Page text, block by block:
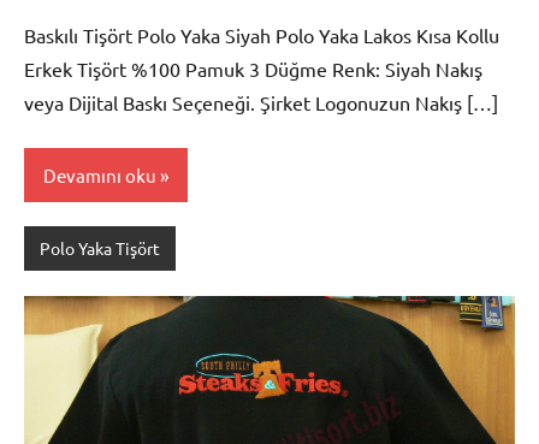
Baskılı Tişört Polo Yaka Siyah Polo Yaka Lakos Kısa Kollu
Erkek Tişört %100 Pamuk 3 Düğme Renk: Siyah Nakış
veya Dijital Baskı Seçeneği. Şirket Logonuzun Nakış […]
Devamını oku
Polo Yaka Tişört